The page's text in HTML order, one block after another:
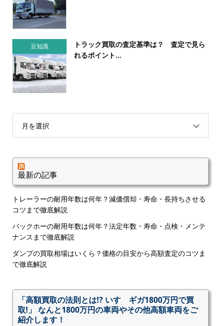
豆知識
トラック買取の査定基準は？ 査定で見ら
れるポイント...
月を選択
最新の記事
トレーラーの耐用年数は何年？減価償却・寿命・長持ちさせる
コツまで徹底解説
バックホーの耐用年数は何年？法定年数・寿命・点検・メンテ
ナンスまで徹底解説
ダンプの買取相場はいくら？価格の目安から高額査定のコツま
で徹底解説
「高額買取の法則とは!? いすゞギガ1800万円で買
取!」 なんと1800万円の車両やその他高額車両をご
紹介します！